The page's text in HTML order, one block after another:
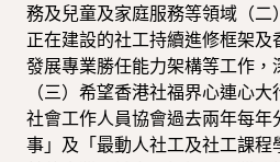
務及兒童及家庭服務等領域（
正在建設的社工持續進修框架
發展專業勝任能力架構等工作
（三）希望香港社福界心連心
社會工作人員協會過去兩年每
事」及「最動人社工及社工課